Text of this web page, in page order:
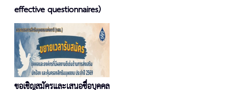
effective questionnaires)
ขอเชิญสมัครและเสนอชื่อบุคคล